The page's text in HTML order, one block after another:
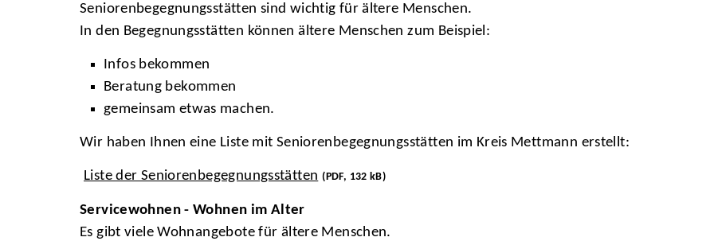
Seniorenbegegnungsstätten sind wichtig für ältere Menschen.
In den Begegnungsstätten können ältere Menschen zum Beispiel:
Infos bekommen
Beratung bekommen
gemeinsam etwas machen.
Wir haben Ihnen eine Liste mit Seniorenbegegnungsstätten im Kreis Mettmann erstellt:
Liste der Seniorenbegegnungsstätten (PDF, 132 kB)
Servicewohnen - Wohnen im Alter
Es gibt viele Wohnangebote für ältere Menschen.